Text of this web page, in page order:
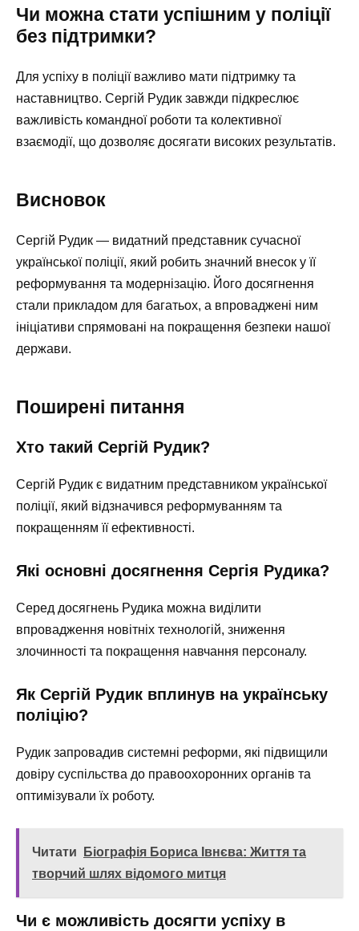
Чи можна стати успішним у поліції
без підтримки?
Для успіху в поліції важливо мати підтримку та
наставництво. Сергій Рудик завжди підкреслює
важливість командної роботи та колективної
взаємодії, що дозволяє досягати високих результатів.
Висновок
Сергій Рудик — видатний представник сучасної
української поліції, який робить значний внесок у її
реформування та модернізацію. Його досягнення
стали прикладом для багатьох, а впроваджені ним
ініціативи спрямовані на покращення безпеки нашої
держави.
Поширені питання
Хто такий Сергій Рудик?
Сергій Рудик є видатним представником української
поліції, який відзначився реформуванням та
покращенням її ефективності.
Які основні досягнення Сергія Рудика?
Серед досягнень Рудика можна виділити
впровадження новітніх технологій, зниження
злочинності та покращення навчання персоналу.
Як Сергій Рудик вплинув на українську
поліцію?
Рудик запровадив системні реформи, які підвищили
довіру суспільства до правоохоронних органів та
оптимізували їх роботу.
Читати
Біографія Бориса Івнєва: Життя та
творчий шлях відомого митця
Чи є можливість досягти успіху в